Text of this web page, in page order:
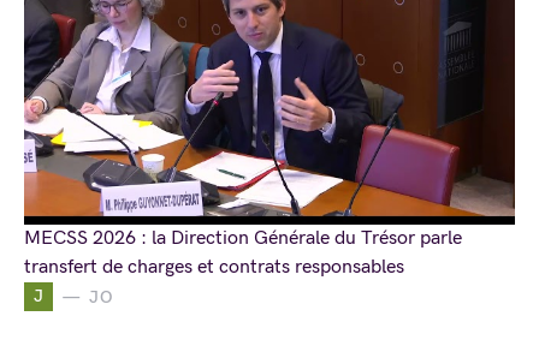
J JO
MECSS 2026 : la Direction Générale du Trésor parle
transfert de charges et contrats responsables